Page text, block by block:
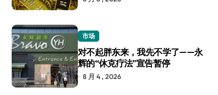
市场
对不起胖东来，我先不学了——永
辉的“休克疗法”宣告暂停
8 月 4 , 2026